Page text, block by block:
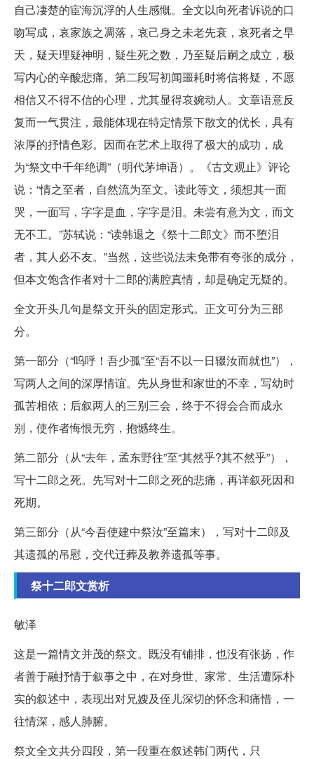
自己凄楚的宦海沉浮的人生感慨。全文以向死者诉说的口
吻写成，哀家族之凋落，哀己身之未老先衰，哀死者之早
夭，疑天理疑神明，疑生死之数，乃至疑后嗣之成立，极
写内心的辛酸悲痛。第二段写初闻噩耗时将信将疑，不愿
相信又不得不信的心理，尤其显得哀婉动人。文章语意反
复而一气贯注，最能体现在特定情景下散文的优长，具有
浓厚的抒情色彩。因而在艺术上取得了极大的成功，成
为“祭文中千年绝调”（明代茅坤语）。《古文观止》评论
说：“情之至者，自然流为至文。读此等文，须想其一面
哭，一面写，字字是血，字字是泪。未尝有意为文，而文
无不工。”苏轼说：“读韩退之《祭十二郎文》而不堕泪
者，其人必不友。”当然，这些说法未免带有夸张的成分，
但本文饱含作者对十二郎的满腔真情，却是确定无疑的。
全文开头几句是祭文开头的固定形式。正文可分为三部
分。
第一部分（“呜呼！吾少孤”至“吾不以一日辍汝而就也”），
写两人之间的深厚情谊。先从身世和家世的不幸，写幼时
孤苦相依；后叙两人的三别三会，终于不得会合而成永
别，使作者悔恨无穷，抱憾终生。
第二部分（从“去年，孟东野往”至“其然乎?其不然乎”），
写十二郎之死。先写对十二郎之死的悲痛，再详叙死因和
死期。
第三部分（从“今吾使建中祭汝”至篇末），写对十二郎及
其遗孤的吊慰，交代迁葬及教养遗孤等事。
祭十二郎文赏析
敏泽
这是一篇情文并茂的祭文。既没有铺排，也没有张扬，作
者善于融抒情于叙事之中，在对身世、家常、生活遭际朴
实的叙述中，表现出对兄嫂及侄儿深切的怀念和痛惜，一
往情深，感人肺腑。
祭文全文共分四段，第一段重在叙述韩门两代，只